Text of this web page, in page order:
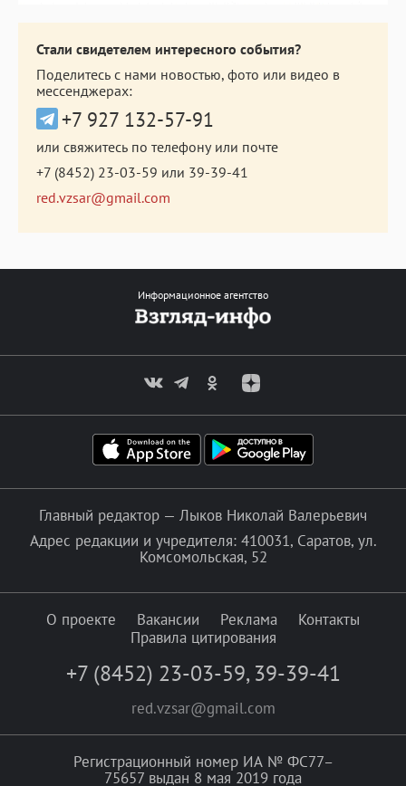
Стали свидетелем интересного события?
Поделитесь с нами новостью, фото или видео в
мессенджерах:
+7 927 132-57-91
или свяжитесь по телефону или почте
+7 (8452) 23-03-59 или 39-39-41
red.vzsar@gmail.com
Информационное агентство
Главный редактор — Лыков Николай Валерьевич
Адрес редакции и учредителя: 410031, Саратов, ул.
Комсомольская, 52
О проекте Вакансии Реклама
Контакты
Правила цитирования
+7 (8452) 23-03-59, 39-39-41
red.vzsar@gmail.com
Регистрационный номер ИА № ФС77–
75657 выдан 8 мая 2019 года